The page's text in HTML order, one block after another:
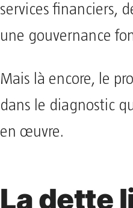
services financiers,
une gouvernance
Mais là encore, le
dans le diagnostic
en œuvre.
La dette